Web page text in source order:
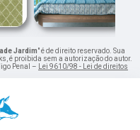
Jardim" é de direito reservado. Sua
é proibida sem a autorização do autor.
Penal – Lei 9610/98 - Lei de direitos